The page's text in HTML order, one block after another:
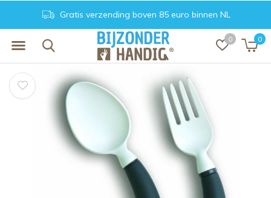
0 0
Gratis verzending boven 85 euro binnen NL